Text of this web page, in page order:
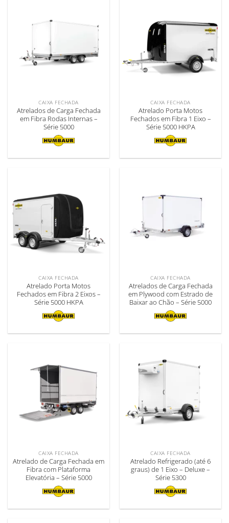
CAIXA FECHADA
Atrelados de Carga Fechada
em Fibra Rodas Internas –
Série 5000
CAIXA FECHADA
Atrelado Porta Motos
Fechados em Fibra 1 Eixo –
Série 5000 HKPA
CAIXA FECHADA
Atrelado Porta Motos
Fechados em Fibra 2 Eixos –
Série 5000 HKPA
CAIXA FECHADA
Atrelados de Carga Fechada
em Plywood com Estrado de
Baixar ao Chão – Série 5000
CAIXA FECHADA
Atrelado de Carga Fechada em
Fibra com Plataforma
Elevatória – Série 5000
CAIXA FECHADA
Atrelado Refrigerado (até 6
graus) de 1 Eixo – Deluxe –
Série 5300